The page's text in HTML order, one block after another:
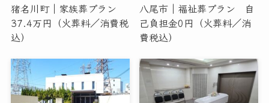
猪名川町｜家族葬プラン
37.4万円（火葬料／消費税
込）
八尾市｜福祉葬プラン 自
己負担金0円（火葬料／消
費税込）